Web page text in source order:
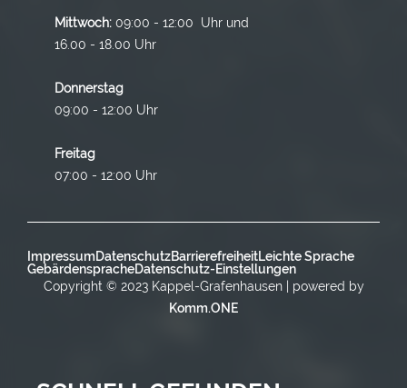
Mittwoch: 09:00 - 12:00 Uhr und
16.00 - 18.00 Uhr
Donnerstag
09:00 - 12:00 Uhr
Freitag
07:00 - 12:00 Uhr
ImpressumDatenschutzBarrierefreiheitLeichte Sprache
GebärdenspracheDatenschutz-Einstellungen
Copyright © 2023 Kappel-Grafenhausen | powered by
Komm.ONE